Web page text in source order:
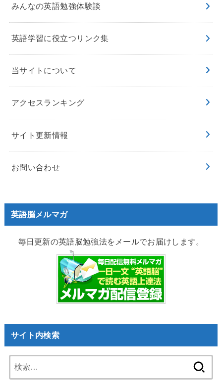
みんなの英語勉強体験談
英語学習に役立つリンク集
当サイトについて
アクセスランキング
サイト更新情報
お問い合わせ
英語脳メルマガ
毎日更新の英語脳勉強法をメールでお届けします。
サイト内検索
索: